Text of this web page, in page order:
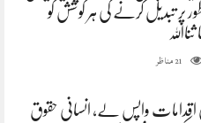
پر تبدیل کرنے کی ہر کوشش کو
21مناظر
اقدامات واپس لے، انسانی حقوق